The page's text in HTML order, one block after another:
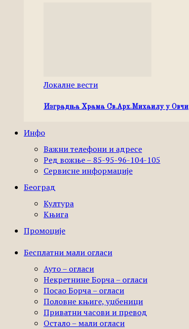
Локалне вести
Изградња Храма Св.Арх.Михаилу у Овчи
Инфо
Важни телефони и адресе
Ред вожње – 85-95-96-104-105
Сервисне информације
Београд
Култура
Књига
Промоције
Бесплатни мали огласи
Ауто – огласи
Некретнине Борча – огласи
Посао Борча – огласи
Половне књиге, уџбеници
Приватни часови и превод
Остало – мали огласи